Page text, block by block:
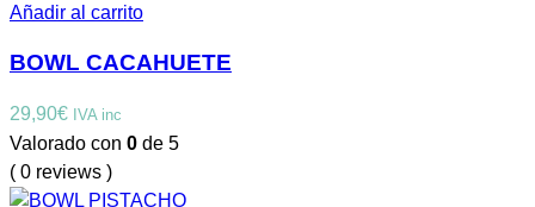
Añadir al carrito
BOWL CACAHUETE
29,90€ IVA inc
Valorado con 0 de 5
( 0 reviews )